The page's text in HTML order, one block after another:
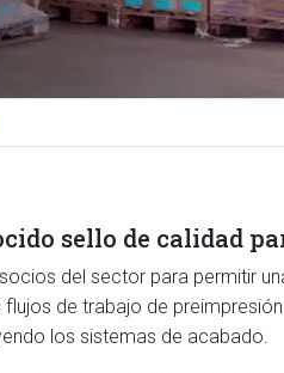
sello de calidad
del sector para permitir
de trabajo de
los sistemas de acabado.